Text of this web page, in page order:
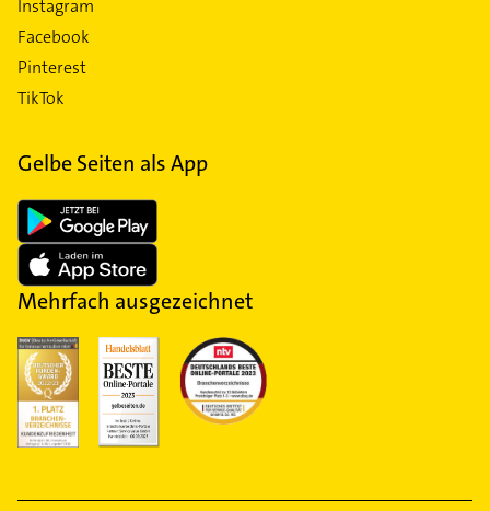
Instagram
Facebook
Pinterest
TikTok
Gelbe Seiten als App
Mehrfach ausgezeichnet